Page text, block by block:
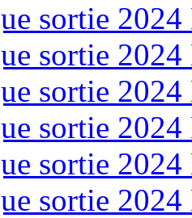
sortie 2024
sortie 2024
sortie 2024
sortie 2024
sortie 2024
sortie 2024